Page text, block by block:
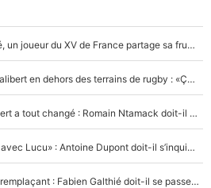
Mis de côté par Fabien Galthié, un joueur du XV de France partage sa frustration : «ils ne me l’ont pas dit tout de suite»
La raison d'être de Matthieu Jalibert en dehors des terrains de rugby : «Ça m'atteint autant que si tu touches à un membre de ma famille»
XV de France - Matthieu Jalibert a tout changé : Romain Ntamack doit-il s’inquiéter pour sa place à un an de la Coupe du monde ?
«Le XV de France est meilleur avec Lucu» : Antoine Dupont doit-il s’inquiéter pour sa place ?
Le XV de France a trouvé son remplaçant : Fabien Galthié doit-il se passer d'Antoine Dupont ?